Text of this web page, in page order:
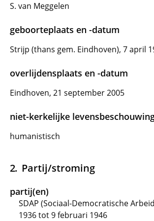
S. van Meggelen
geboorteplaats en -datum
Strijp (thans gem. Eindhoven), 7 april
overlijdensplaats en -datum
Eindhoven, 21 september 2005
niet-kerkelijke
humanistisch
Partij/stroming
partij(en)
SDAP (Sociaal-Democratische
1936 tot 9 februari 1946